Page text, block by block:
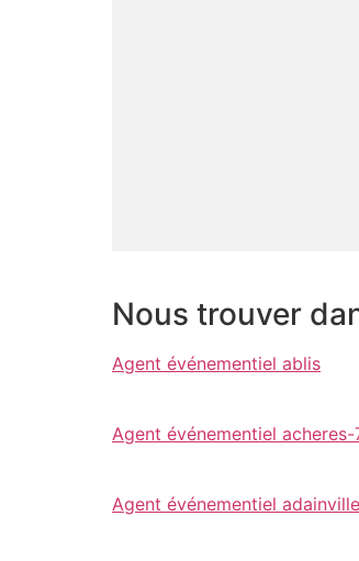
Nous trouver
Agent événementiel ablis
Agent événementiel acheres-
Agent événementiel adainville